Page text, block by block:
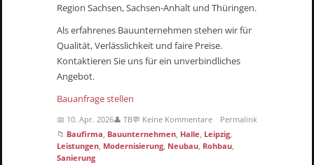
Region Sachsen, Sachsen-Anhalt und Thüringen.
Als erfahrenes Bauunternehmen stehen wir für
Qualität, Verlässlichkeit und faire Preise.
Kontaktieren Sie uns für ein unverbindliches
Angebot.
Bauanfrage stellen
📅 10. Apr. 2026👤 TB💬 Keine Kommentare
Permalink
📁 Baufirma, Bauunternehmen, Halle, Leipzig,
Leistungen, Modernisierung, Neubau, Rohbau,
Sanierung